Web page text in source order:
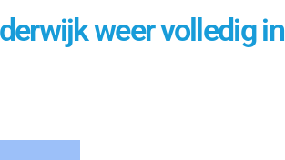
weer volledig in